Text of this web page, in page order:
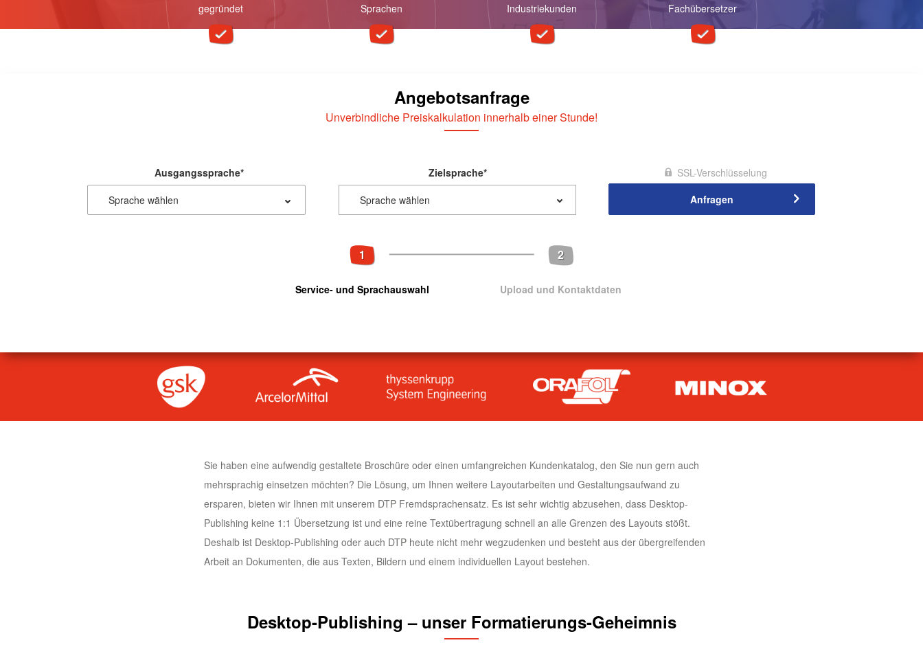
gegründet Sprachen Industriekunden Fachübersetzer
Angebotsanfrage
Unverbindliche Preiskalkulation innerhalb einer Stunde!
Ausgangssprache* Zielsprache* SSL-Verschlüsselung
1
Service- und Sprachauswahl
2
Upload und Kontaktdaten
Sie haben eine aufwendig gestaltete Broschüre oder einen umfangreichen Kundenkatalog, den Sie nun gern auch
mehrsprachig einsetzen möchten? Die Lösung, um Ihnen weitere Layoutarbeiten und Gestaltungsaufwand zu
ersparen, bieten wir Ihnen mit unserem DTP Fremdsprachensatz. Es ist sehr wichtig abzusehen, dass Desktop-
Publishing keine 1:1 Übersetzung ist und eine reine Textübertragung schnell an alle Grenzen des Layouts stößt.
Deshalb ist Desktop-Publishing oder auch DTP heute nicht mehr wegzudenken und besteht aus der übergreifenden
Arbeit an Dokumenten, die aus Texten, Bildern und einem individuellen Layout bestehen.
Desktop-Publishing – unser Formatierungs-Geheimnis